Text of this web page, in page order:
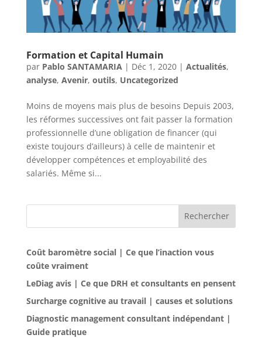
Formation et Capital Humain
par Pablo SANTAMARIA | Déc 1, 2020| Actualités,
analyse, Avenir, outils, Uncategorized
Moins de moyens mais plus de besoins Depuis 2003,
les réformes successives ont fait passer la formation
professionnelle d’une obligation de financer (qui
existe toujours d’ailleurs) à celle de maintenir et
développer compétences et employabilité des
salariés. Même si...
Rechercher
Coût baromètre social | Ce que l’inaction vous
coûte vraiment
LeDiag avis | Ce que DRH et consultants en pensent
Surcharge cognitive au travail | causes et solutions
Diagnostic management consultant indépendant |
Guide pratique